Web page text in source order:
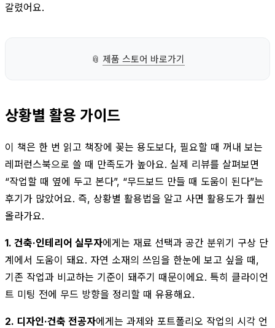
갈렸어요.
📎 제품 스토어 바로가기
상황별 활용 가이드
이 책은 한 번 읽고 책장에 꽂는 용도보다, 필요할 때 꺼내 보는
레퍼런스북으로 쓸 때 만족도가 높아요. 실제 리뷰를 살펴보면
“작업할 때 옆에 두고 본다”, “무드보드 만들 때 도움이 된다”는
후기가 많았어요. 즉, 상황별 활용법을 알고 사면 활용도가 훨씬
올라가요.
1. 건축·인테리어 실무자에게는 재료 선택과 공간 분위기 구상 단
계에서 도움이 돼요. 자연 소재의 쓰임을 한눈에 보고 싶을 때,
기존 작업과 비교하는 기준이 돼주기 때문이에요. 특히 클라이언
트 미팅 전에 무드 방향을 정리할 때 유용해요.
2. 디자인·건축 전공자에게는 과제와 포트폴리오 작업의 시각 언